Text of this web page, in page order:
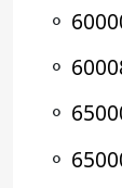
⚬
⚬
⚬
⚬